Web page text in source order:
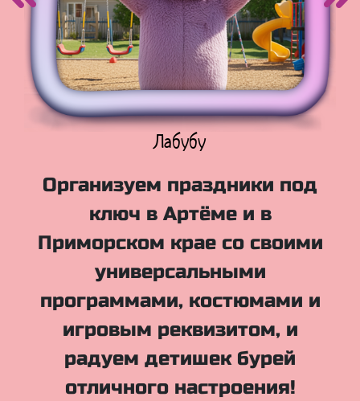
Куклы Лол
Организуем праздники под
ключ в Артёме и в
Приморском крае со своими
универсальными
программами, костюмами и
игровым реквизитом, и
радуем детишек бурей
отличного настроения!